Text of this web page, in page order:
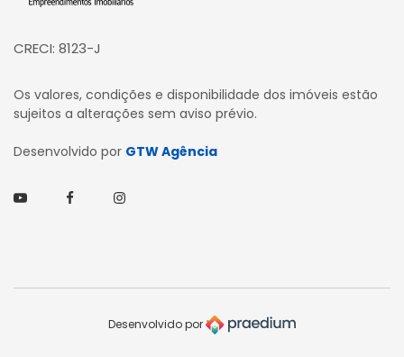
CRECI: 8123-J
Os valores, condições e disponibilidade dos imóveis estão
sujeitos a alterações sem aviso prévio.
Desenvolvido por GTW Agência
YoutubeFacebookInstagram
Desenvolvido por